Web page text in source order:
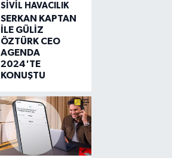
SIVIL HAVACILIK
SERKAN KAPTAN
İLE GÜLİZ
ÖZTÜRK CEO
AGENDA
2024'TE
KONUŞTU